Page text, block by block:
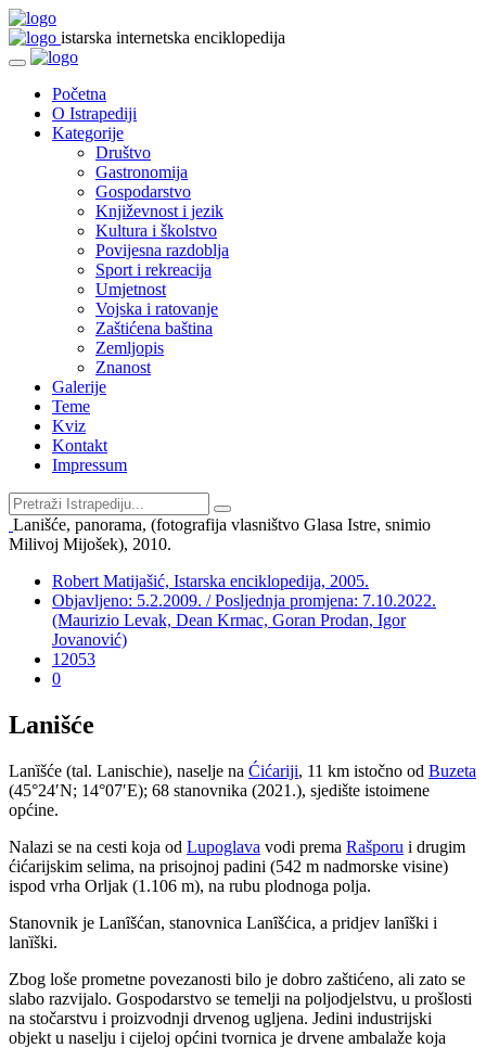
istarska internetska enciklopedija
Početna
O Istrapediji
Kategorije
Društvo
Gastronomija
Gospodarstvo
Književnost i jezik
Kultura i školstvo
Povijesna razdoblja
Sport i rekreacija
Umjetnost
Vojska i ratovanje
Zaštićena baština
Zemljopis
Znanost
Galerije
Teme
Kviz
Kontakt
Impressum
Lanišće, panorama, (fotografija vlasništvo Glasa Istre, snimio
Milivoj Mijošek), 2010.
Robert Matijašić, Istarska enciklopedija, 2005.
Objavljeno: 5.2.2009. / Posljednja promjena: 7.10.2022.
(Maurizio Levak, Dean Krmac, Goran Prodan, Igor
Jovanović)
12053
0
Lanišće
Lanȉšće (tal. Lanischie), naselje na Ćićariji, 11 km istočno od Buzeta
(45°24′N; 14°07′E); 68 stanovnika (2021.), sjedište istoimene
općine.
Nalazi se na cesti koja od Lupoglava vodi prema Rašporu i drugim
ćićarijskim selima, na prisojnoj padini (542 m nadmorske visine)
ispod vrha Orljak (1.106 m), na rubu plodnoga polja.
Stanovnik je Lanȋšćan, stanovnica Lanȋšćica, a pridjev lanȋški i
lanȉški.
Zbog loše prometne povezanosti bilo je dobro zaštićeno, ali zato se
slabo razvijalo. Gospodarstvo se temelji na poljodjelstvu, u prošlosti
na stočarstvu i proizvodnji drvenog ugljena. Jedini industrijski
objekt u naselju i cijeloj općini tvornica je drvene ambalaže koja